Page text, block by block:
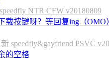
NTR CFW v20180809
按键呀？等回复ing（OMO
speedfly&gayfriend PSVC
的空格